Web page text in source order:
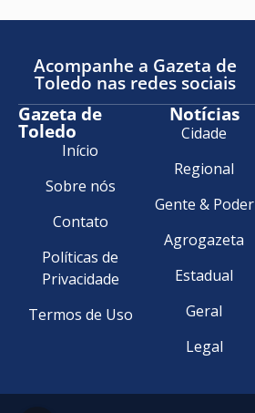
Acompanhe a Gazeta de
Toledo nas redes sociais
Gazeta de
Toledo
Início
Sobre nós
Contato
Políticas de
Privacidade
Termos de Uso
Notícias
Cidade
Regional
Gente & Poder
Agrogazeta
Estadual
Geral
Legal